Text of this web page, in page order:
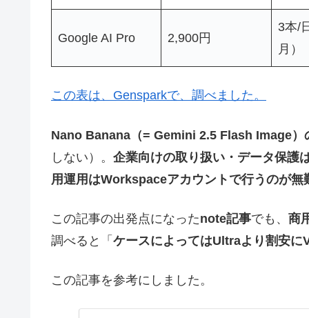
Google AI Pro 2,900円
3本/
月）
この表は、Gensparkで、調べました。
Nano Banana（= Gemini 2.5 Flash Image）
しない）。 企業向けの取り扱い・データ保護
用運用はWorkspaceアカウントで行うのが無
この記事の出発点になったnote記事でも、 商
調べると「 ケースによってはUltraより割安に
この記事を参考にしました。